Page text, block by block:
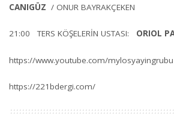
CANIGÜZ / ONUR BAYRAKÇEKEN
21:00 TERS KÖŞELERİN USTASI: ORIOL
https://www.youtube.com/mylosyayingrubu
https://221bdergi.com/